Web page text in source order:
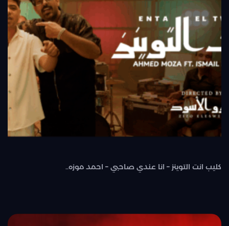
كليب انت التوينز – انا عندي صاحبي – احمد موزه..